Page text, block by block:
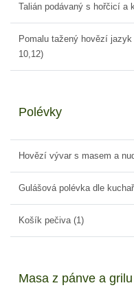
Talián podávaný s hořčicí a
Pomalu tažený hovězí
10,12)
Polévky
Hovězí vývar s masem a
Gulášová polévka dle
Košík pečiva (1)
Masa z pánve a grilu